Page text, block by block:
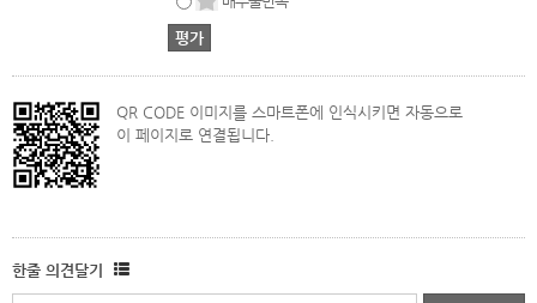
QR CODE 이미지를 스마트폰에 인식시키면 자동으로
이 페이지로 연결됩니다.
한줄 의견달기